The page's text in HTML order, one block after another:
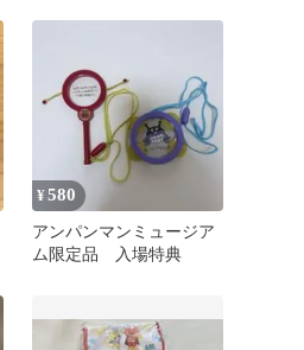
¥580
アンパンマンミュージア
ム限定品 入場特典